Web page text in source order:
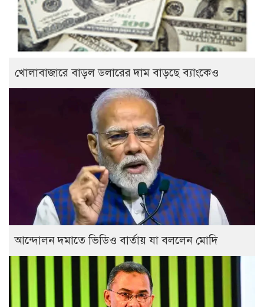
খোলাবাজারে বাড়ল ডলারের দাম বাড়ছে ব্যাংকেও
আন্দোলন দমাতে ভিডিও বার্তায় যা বললেন মোদি